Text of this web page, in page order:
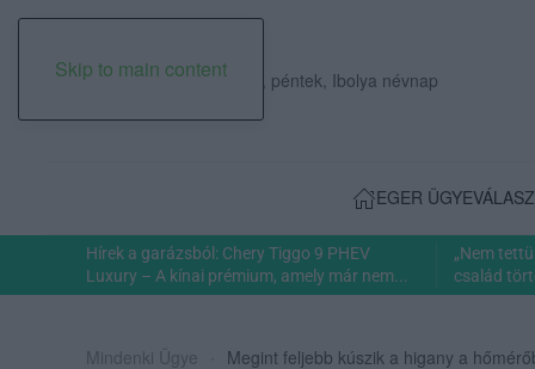
Skip to main content
2026. augusztus 07., péntek, Ibolya névnap
EGER ÜGYE
Hírek a garázsból: Chery Tiggo 9 PHEV
Luxury – A kínai prémium, amely már nem...
„Nem
család
Mindenki Ügye Megint feljebb kúszik a higany a